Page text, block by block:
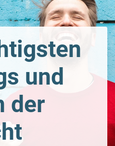
und
der